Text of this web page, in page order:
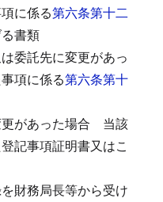
に係る第六条第十二
書類
委託先に変更があっ
項に係る第六条第十
があった場合
当該
記事項証明書又はこ
財務局長等から受け